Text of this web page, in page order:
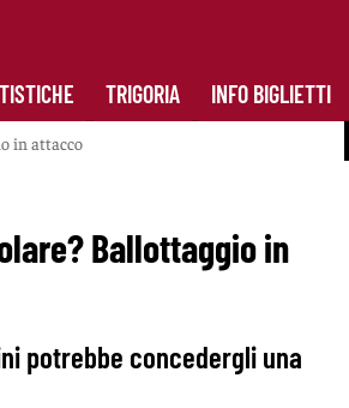
TRIGORIA INFO BIGLIETTI
in attacco
Ballottaggio in
potrebbe concedergli una